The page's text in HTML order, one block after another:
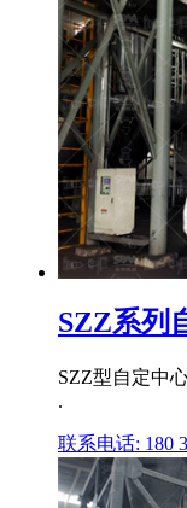
SZZ系列
SZZ型自定中
.
联系电话: 180